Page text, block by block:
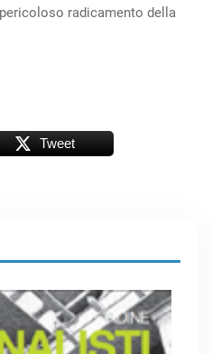
radicamento della
Tweet